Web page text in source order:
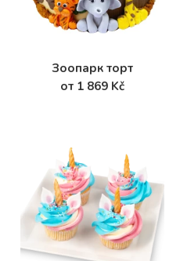
Зоопарк торт
от 1 869 Kč